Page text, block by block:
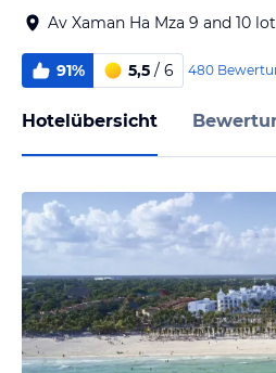
Av Xaman Ha Mza 9 and 10
91% 5,5 / 6 480
Hotelübersicht